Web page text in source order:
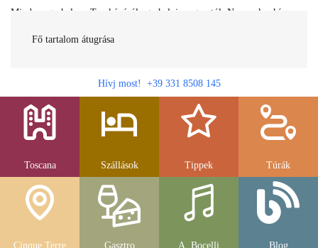
Fő tartalom átugrása
Minden egy helyen Toszkánáról egy helyi magyartól. Nemcsak a híres
gasztronomia....
Hívj most! +39 331 8508 145
Toscana Szállások Tippek Túrák
Cinque Terre Gasztro A. Bocelli Blog